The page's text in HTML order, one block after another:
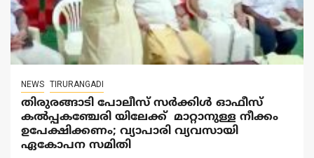
NEWS TIRURANGADI
തിരുരങ്ങാടി പോലീസ് സർക്കിൾ ഓഫീസ്
കൽപ്പകഞ്ചേരി യിലേക്ക് മാറ്റാനുള്ള നീക്കം
ഉപേക്ഷിക്കണം; വ്യാപാരി വ്യവസായി
ഏകോപന സമിതി